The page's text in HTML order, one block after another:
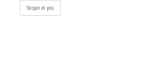
Scopri di più